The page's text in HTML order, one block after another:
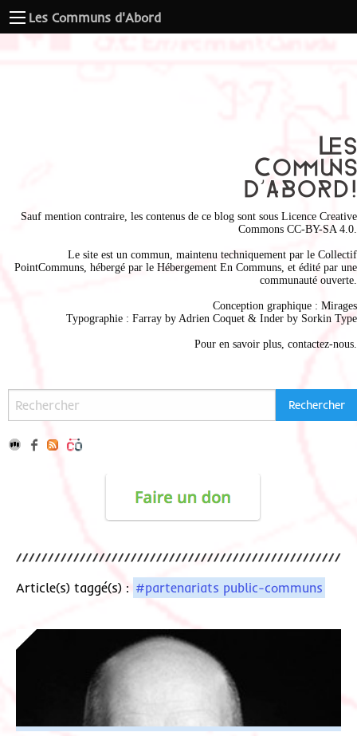
Les Communs d'Abord
Sauf mention contraire, les contenus de ce blog sont sous Licence Creative
Commons CC-BY-SA 4.0
Le site est un commun, maintenu techniquement par le Collectif
PointCommuns , hébergé par le Hébergement En Communs , et édité par une
communauté ouverte.
Conception graphique : Mirages
Typographie : Farray by Adrien Coquet & Inder by Sorkin Type
Pour en savoir plus, contactez-nous
Article(s) taggé(s) : #partenariats public-communs